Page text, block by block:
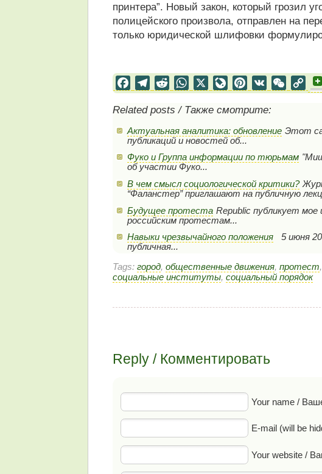
принтера”. Новый закон, который грозил
полицейского произвола, отправлен на
только юридической шлифовки
FacebookTelegramRedditWhatsApp LiveJournal
Pinterest
VK WeChat
Related posts / Также смотрите:
Актуальная аналитика: обновление Этот
публикаций и новостей об...
Фуко и Группа информации по тюрьмам
об участии Фуко...
В чем смысл социологической критики?
“Фаланстер” приглашают на публичную
Будущее протеста Republic публикует
российским протестам...
Навыки чрезвычайного положения 5 июня
публичная...
Tags: город, общественные движения, протест,
социальные институты, социальный порядок
Reply / Комментировать
Your name /
E-mail (will be
Your website /